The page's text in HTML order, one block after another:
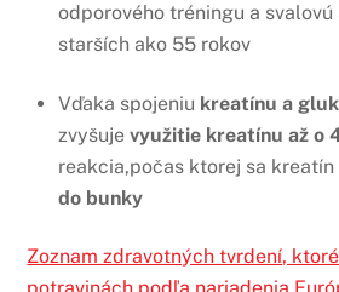
odporového tréningu a
starších ako 55 rokov
Vďaka spojeniu kreatínu a
zvyšuje využitie kreatínu až o
reakcia,počas ktorej sa
do bunky
Zoznam zdravotných tvrdení,